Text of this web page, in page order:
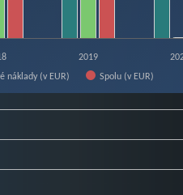
náklady (v EUR) Spolu (v EUR)
2019